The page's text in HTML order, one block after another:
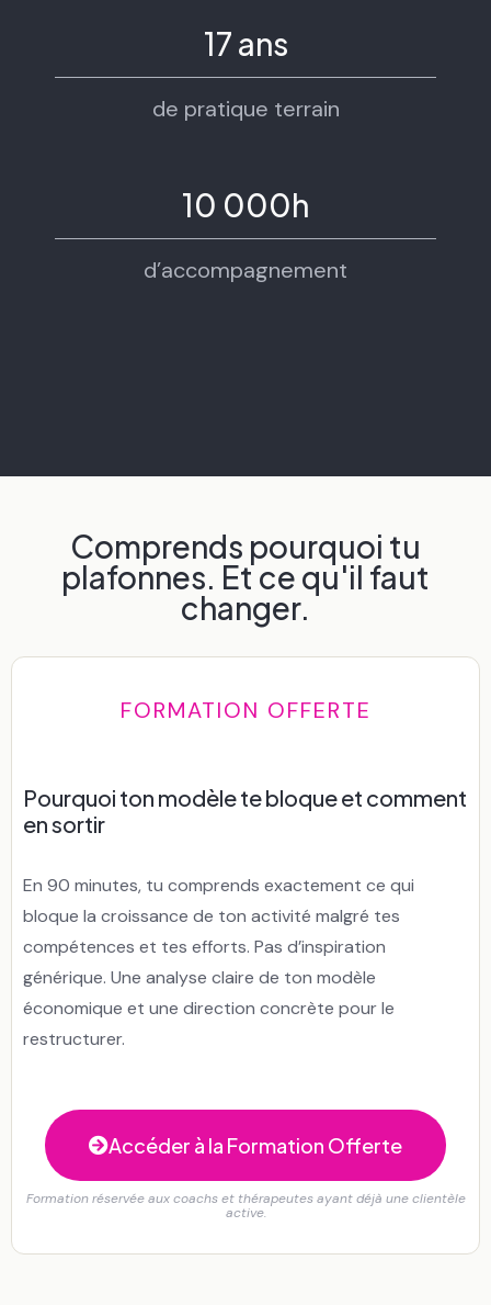
17 ans
de pratique terrain
10 000h
d’accompagnement
Comprends pourquoi tu
plafonnes. Et ce qu'il faut
changer.
FORMATION OFFERTE
Pourquoi ton modèle te bloque et comment
en sortir
En 90 minutes, tu comprends exactement ce qui
bloque la croissance de ton activité malgré tes
compétences et tes efforts. Pas d’inspiration
générique. Une analyse claire de ton modèle
économique et une direction concrète pour le
restructurer.
Accéder à la Formation Offerte
Formation réservée aux coachs et thérapeutes ayant déjà une clientèle
active.